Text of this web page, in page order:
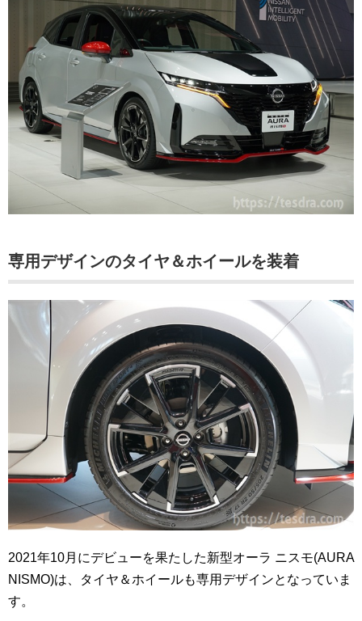
専用デザインのタイヤ＆ホイールを装着
2021年10月にデビューを果たした新型オーラ ニスモ(AURA
NISMO)は、タイヤ＆ホイールも専用デザインとなっていま
す。